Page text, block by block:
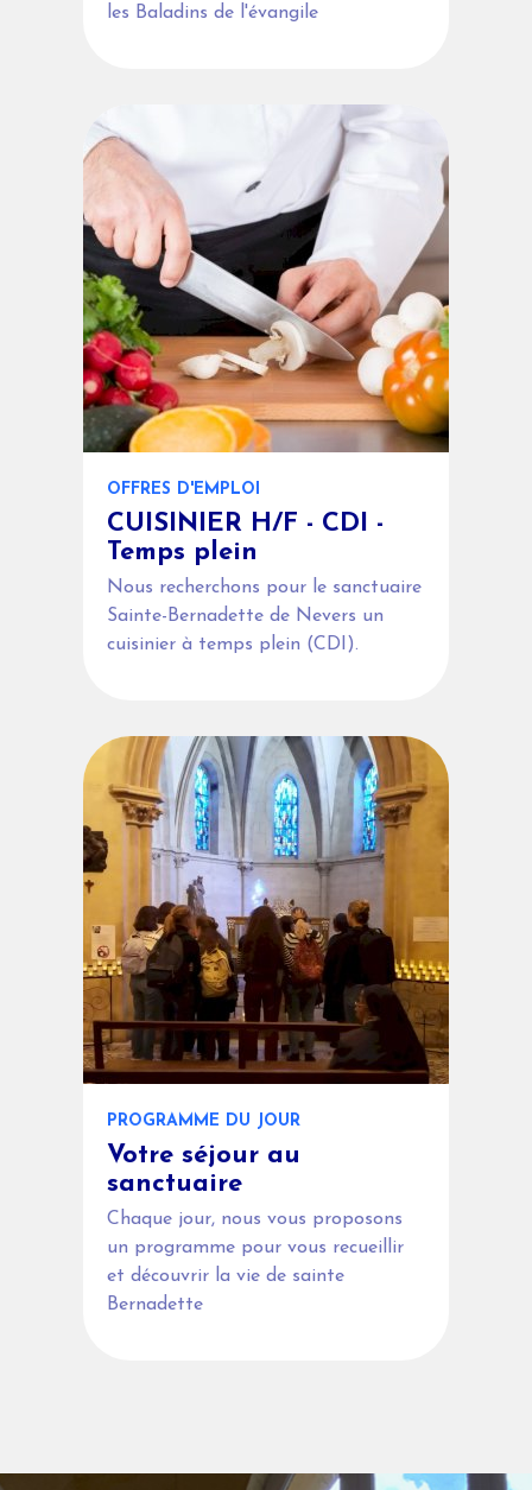
les Baladins de l'évangile
OFFRES D'EMPLOI
CUISINIER H/F - CDI -
Temps plein
Nous recherchons pour le sanctuaire
Sainte-Bernadette de Nevers un
cuisinier à temps plein (CDI).
PROGRAMME DU JOUR
Votre séjour au
sanctuaire
Chaque jour, nous vous proposons
un programme pour vous recueillir
et découvrir la vie de sainte
Bernadette